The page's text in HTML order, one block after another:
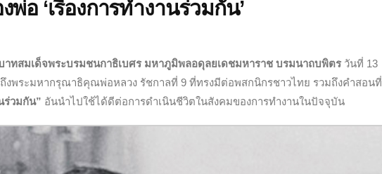
อ ‘เรื่องการทำงานร่วมกัน’
าทสมเด็จพระบรมชนกาธิเบศร มหาภูมิพลอดุลยเดชมหาราช บรมนาถบพิตรวันที่ 13
งพระมหากรุณาธิคุณพ่อหลวง รัชกาลที่ 9 ที่ทรงมีต่อพสกนิกรชาวไทย รวมถึงคำสอนที่
ร่วมกัน” อันนำไปใช้ได้ดีต่อการดำเนินชีวิตในสังคมของการทำงานในปัจจุบัน